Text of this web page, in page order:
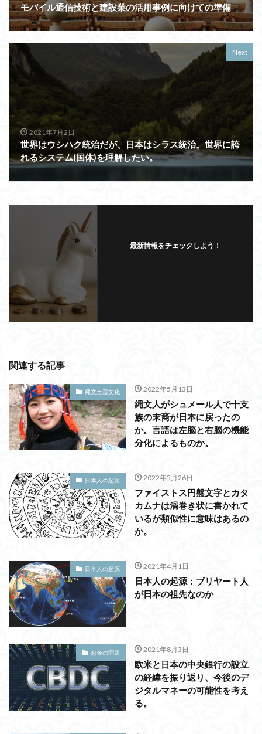
モバイル通信技術と建設業の活用事例に向けての準備
Next
2021年7月2日
世界はウシハク統治だが、日本はシラス統治。世界に誇
れるシステム(国体)を理解したい。
最新情報をチェックしよう！
関連する記事
縄文土器文化 2022年5月13日
縄文人がシュメール人で十支
族の末裔が日本に戻ったの
か。言語は左脳と右脳の機能
分化によるものか。
日本人の起源 2022年5月26日
ファイストス円盤文字とカタ
カムナは渦巻き状に書かれて
いるが類似性に意味はあるの
か。
日本人の起源 2021年4月1日
日本人の起源：ブリヤート人
が日本の祖先なのか
お金の問題 2021年8月3日
欧米と日本の中央銀行の設立
の経緯を振り返り、今後のデ
ジタルマネーの可能性を考え
る。